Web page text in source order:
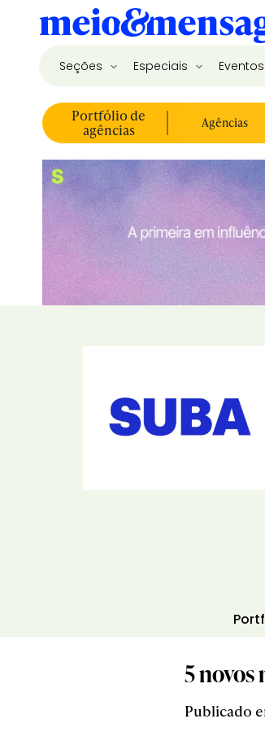
Seções Especiais Eventos
Portfólio de
agências Agências
5 novos
Publicado